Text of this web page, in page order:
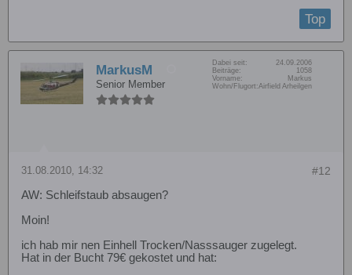
Top
MarkusM
Senior Member
Dabei seit:
24.09.2006
Beiträge:
1058
Vorname:
Markus
Wohn/Flugort:Airfield Arheilgen
#12
31.08.2010, 14:32
AW: Schleifstaub absaugen?
Moin!
ich hab mir nen Einhell Trocken/Nasssauger zugelegt.
Hat in der Bucht 79€ gekostet und hat: